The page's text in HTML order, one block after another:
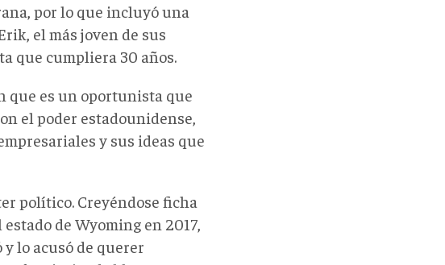
por lo que incluyó una
el más joven de sus
que cumpliera 30 años.
que es un oportunista que
el poder estadounidense,
y sus ideas que
político. Creyéndose ficha
de Wyoming en 2017,
lo acusó de querer